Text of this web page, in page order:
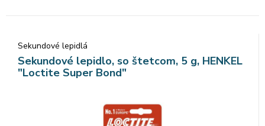
Sekundové lepidlá
Sekundové lepidlo, so štetcom, 5 g, HENKEL
"Loctite Super Bond"